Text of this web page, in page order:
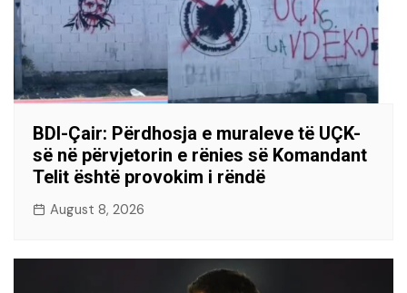
BDI-Çair: Përdhosja e muraleve të UÇK-
së në përvjetorin e rënies së Komandant
Telit është provokim i rëndë
August 8, 2026